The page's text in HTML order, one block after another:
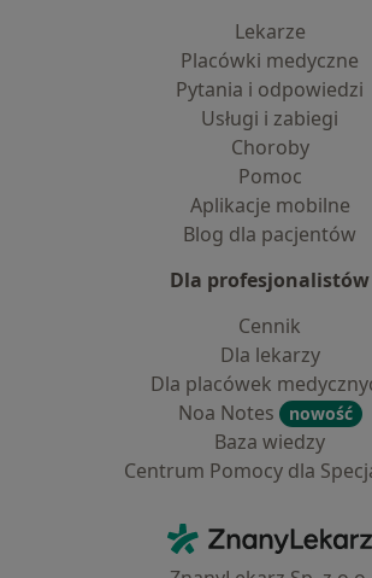
Lekarze
Placówki medyczne
Pytania i odpowiedzi
Usługi i zabiegi
Choroby
Pomoc
Aplikacje mobilne
Blog dla pacjentów
Dla profesjonalistów
Cennik
Dla lekarzy
Dla placówek
Noa Notes
nowość
Baza wiedzy
Centrum Pomocy dla
ZnanyLekarz -